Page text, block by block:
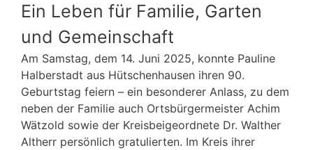
Ein Leben für Familie, Garten
und Gemeinschaft
Am Samstag, dem 14. Juni 2025, konnte Pauline
Halberstadt aus Hütschenhausen ihren 90.
Geburtstag feiern – ein besonderer Anlass, zu dem
neben der Familie auch Ortsbürgermeister Achim
Wätzold sowie der Kreisbeigeordnete Dr. Walther
Altherr persönlich gratulierten. Im Kreis ihrer